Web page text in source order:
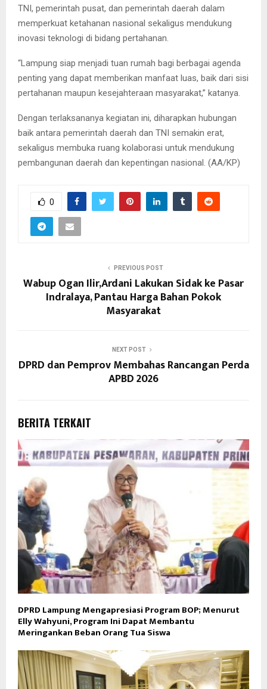
TNI, pemerintah pusat, dan pemerintah daerah dalam
memperkuat ketahanan nasional sekaligus mendukung
inovasi teknologi di bidang pertahanan.
“Lampung siap menjadi tuan rumah bagi berbagai agenda
penting yang dapat memberikan manfaat luas, baik dari sisi
pertahanan maupun kesejahteraan masyarakat,” katanya.
Dengan terlaksananya kegiatan ini, diharapkan hubungan
baik antara pemerintah daerah dan TNI semakin erat,
sekaligus membuka ruang kolaborasi untuk mendukung
pembangunan daerah dan kepentingan nasional. (AA/KP)
0
PREVIOUS POST
Wabup Ogan Ilir,Ardani Lakukan Sidak ke Pasar
Indralaya, Pantau Harga Bahan Pokok
Masyarakat
NEXT POST
DPRD dan Pemprov Membahas Rancangan Perda
APBD 2026
BERITA TERKAIT
DPRD Lampung Mengapresiasi Program BOP; Menurut
Elly Wahyuni, Program Ini Dapat Membantu
Meringankan Beban Orang Tua Siswa